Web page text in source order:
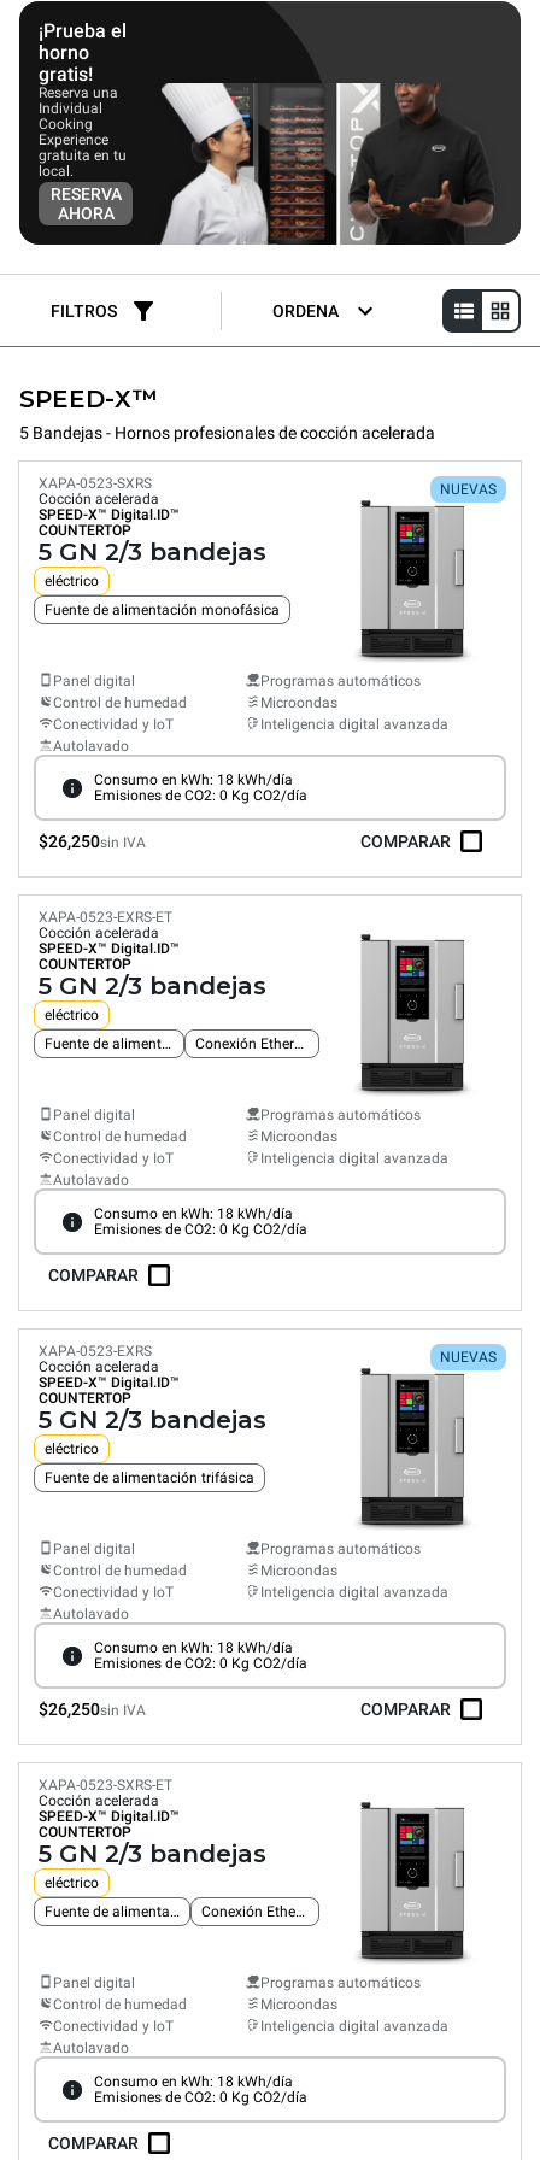
servicio rápido, restaurantes de comida rápida casual y
cafeterías, ayudan a satisfacer las demandas de los clientes que
requieren rapidez sin comprometer la calidad.
¡Prueba el
horno
gratis!
Reserva una
Individual
Cooking
Experience
gratuita en tu
local.
RESERVA
AHORA
FILTROS ORDENA
SPEED-X™
5 Bandejas - Hornos profesionales de cocción acelerada
NUEVAS
XAPA-0523-SXRS
Cocción acelerada
SPEED-X™ Digital.ID™
COUNTERTOP
5 GN 2/3 bandejas
eléctrico
Fuente de alimentación monofásica
Panel digital
Control de humedad
Conectividad y IoT
Autolavado
Programas automáticos
Microondas
Inteligencia digital avanzada
Consumo en kWh: 18 kWh/día
Emisiones de CO2: 0 Kg CO2/día
$26,250sin IVA COMPARAR
XAPA-0523-EXRS-ET
Cocción acelerada
SPEED-X™ Digital.ID™
COUNTERTOP
5 GN 2/3 bandejas
eléctrico
Fuente de alimentación trifásica
Conexión Ethernet integrada
Panel digital
Control de humedad
Conectividad y IoT
Autolavado
Programas automáticos
Microondas
Inteligencia digital avanzada
Consumo en kWh: 18 kWh/día
Emisiones de CO2: 0 Kg CO2/día
COMPARAR
NUEVAS
XAPA-0523-EXRS
Cocción acelerada
SPEED-X™ Digital.ID™
COUNTERTOP
5 GN 2/3 bandejas
eléctrico
Fuente de alimentación trifásica
Panel digital
Control de humedad
Conectividad y IoT
Autolavado
Programas automáticos
Microondas
Inteligencia digital avanzada
Consumo en kWh: 18 kWh/día
Emisiones de CO2: 0 Kg CO2/día
$26,250sin IVA COMPARAR
XAPA-0523-SXRS-ET
Cocción acelerada
SPEED-X™ Digital.ID™
COUNTERTOP
5 GN 2/3 bandejas
eléctrico
Fuente de alimentación monofásica
Conexión Ethernet integrada
Panel digital
Control de humedad
Conectividad y IoT
Autolavado
Programas automáticos
Microondas
Inteligencia digital avanzada
Consumo en kWh: 18 kWh/día
Emisiones de CO2: 0 Kg CO2/día
COMPARAR